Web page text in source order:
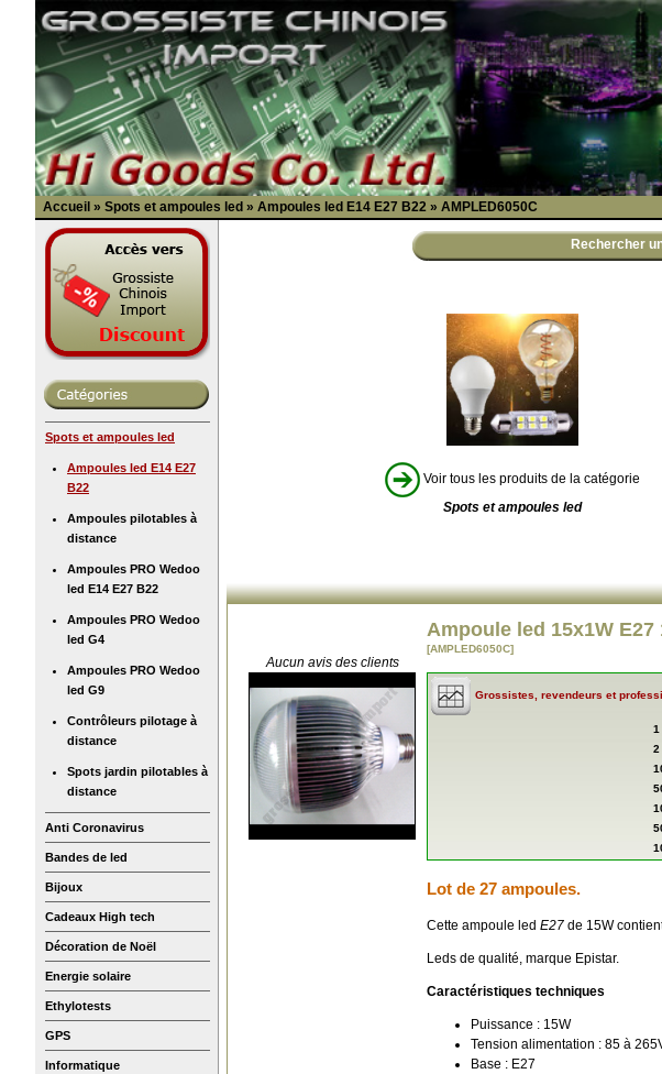
Accueil » Spots et ampoules led » Ampoules led E14 E27 B22 » AMPLED6050C
Spots et ampoules led
Ampoules led E14 E27
B22
Ampoules pilotables à
distance
Ampoules PRO Wedoo
led E14 E27 B22
Ampoules PRO Wedoo
led G4
Ampoules PRO Wedoo
led G9
Contrôleurs pilotage à
distance
Spots jardin pilotables à
distance
Anti Coronavirus
Bandes de led
Bijoux
Cadeaux High tech
Décoration de Noël
Energie solaire
Ethylotests
GPS
Informatique
Rechercher
Voir tous les produits de la catégorie
Spots et ampoules led
Aucun avis des clients
Ampoule led 15x1W E27
[AMPLED6050C]
Grossistes, revendeurs et
1
2
Lot de 27 ampoules.
Cette ampoule led E27 de 15W
Leds de qualité, marque Epistar.
Caractéristiques techniques
Puissance : 15W
Tension alimentation : 85 à
Base : E27